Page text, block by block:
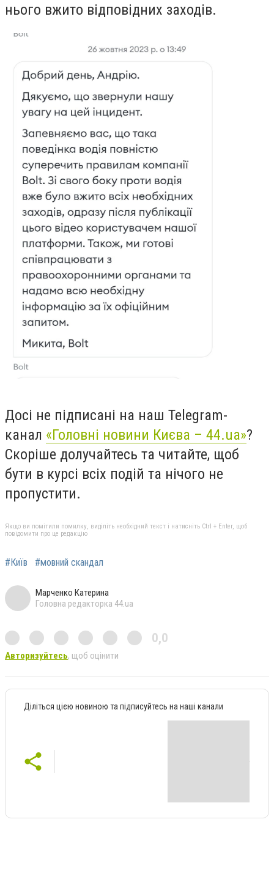
нього вжито відповідних заходів.
Досі не підписані на наш Telegram-
канал «Головні новини Києва – 44.ua»?
Скоріше долучайтесь та читайте, щоб
бути в курсі всіх подій та нічого не
пропустити.
Якщо ви помітили помилку, виділіть необхідний текст і натисніть Ctrl + Enter, щоб
повідомити про це редакцію
#Київ #мовний скандал
Марченко Катерина
Головна редакторка 44.ua
0,0
Авторизуйтесь, щоб оцінити
Діліться цією новиною та підписуйтесь на наші канали